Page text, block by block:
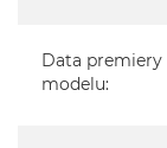
Posiada
Data premiery
modelu: